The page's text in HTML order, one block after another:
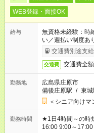
WEB登録・面接OK
給与
無資格未経験：
い／週払い制度あ
完了次第のお支払
交通費別途支
交通費 交通費全
勤務地
広島県庄原市
備後庄原駅 / 東城
＜シニア向けマ
勤務時間
★1日4時間～の時短シフトOK ★スター
16:00 9:00～17:00